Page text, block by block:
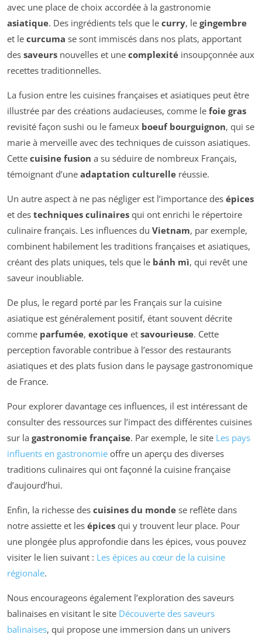
avec une place de choix accordée à la gastronomie
asiatique. Des ingrédients tels que le curry, le gingembre
et le curcuma se sont immiscés dans nos plats, apportant
des saveurs nouvelles et une complexité insoupçonnée aux
recettes traditionnelles.
La fusion entre les cuisines françaises et asiatiques peut être
illustrée par des créations audacieuses, comme le foie gras
revisité façon sushi ou le fameux boeuf bourguignon, qui se
marie à merveille avec des techniques de cuisson asiatiques.
Cette cuisine fusion a su séduire de nombreux Français,
témoignant d’une adaptation culturelle réussie.
Un autre aspect à ne pas négliger est l’importance des épices
et des techniques culinaires qui ont enrichi le répertoire
culinaire français. Les influences du Vietnam, par exemple,
combinent habilement les traditions françaises et asiatiques,
créant des plats uniques, tels que le bánh mì, qui revêt une
saveur inoubliable.
De plus, le regard porté par les Français sur la cuisine
asiatique est généralement positif, étant souvent décrite
comme parfumée, exotique et savourieuse. Cette
perception favorable contribue à l’essor des restaurants
asiatiques et des plats fusion dans le paysage gastronomique
de France.
Pour explorer davantage ces influences, il est intéressant de
consulter des ressources sur l’impact des différentes cuisines
sur la gastronomie française. Par exemple, le site Les pays
influents en gastronomie offre un aperçu des diverses
traditions culinaires qui ont façonné la cuisine française
d’aujourd’hui.
Enfin, la richesse des cuisines du monde se reflète dans
notre assiette et les épices qui y trouvent leur place. Pour
une plongée plus approfondie dans les épices, vous pouvez
visiter le lien suivant : Les épices au cœur de la cuisine
régionale.
Nous encourageons également l’exploration des saveurs
balinaises en visitant le site Découverte des saveurs
balinaises, qui propose une immersion dans un univers